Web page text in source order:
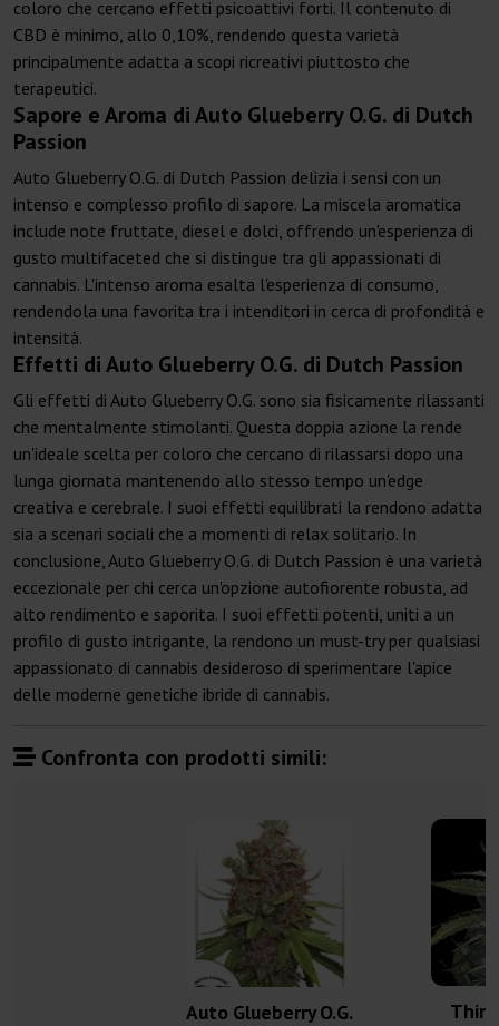
coloro che cercano effetti psicoattivi forti. Il contenuto di
CBD è minimo, allo 0,10%, rendendo questa varietà
principalmente adatta a scopi ricreativi piuttosto che
terapeutici.
Sapore e Aroma di Auto Glueberry O.G. di Dutch
Passion
Auto Glueberry O.G. di Dutch Passion delizia i sensi con un
intenso e complesso profilo di sapore. La miscela aromatica
include note fruttate, diesel e dolci, offrendo un'esperienza di
gusto multifaceted che si distingue tra gli appassionati di
cannabis. L'intenso aroma esalta l'esperienza di consumo,
rendendola una favorita tra i intenditori in cerca di profondità e
intensità.
Effetti di Auto Glueberry O.G. di Dutch Passion
Gli effetti di Auto Glueberry O.G. sono sia fisicamente rilassanti
che mentalmente stimolanti. Questa doppia azione la rende
un'ideale scelta per coloro che cercano di rilassarsi dopo una
lunga giornata mantenendo allo stesso tempo un'edge
creativa e cerebrale. I suoi effetti equilibrati la rendono adatta
sia a scenari sociali che a momenti di relax solitario. In
conclusione, Auto Glueberry O.G. di Dutch Passion è una varietà
eccezionale per chi cerca un'opzione autofiorente robusta, ad
alto rendimento e saporita. I suoi effetti potenti, uniti a un
profilo di gusto intrigante, la rendono un must-try per qualsiasi
appassionato di cannabis desideroso di sperimentare l'apice
delle moderne genetiche ibride di cannabis.
Confronta con prodotti simili:
Auto Glueberry O.G. Thin